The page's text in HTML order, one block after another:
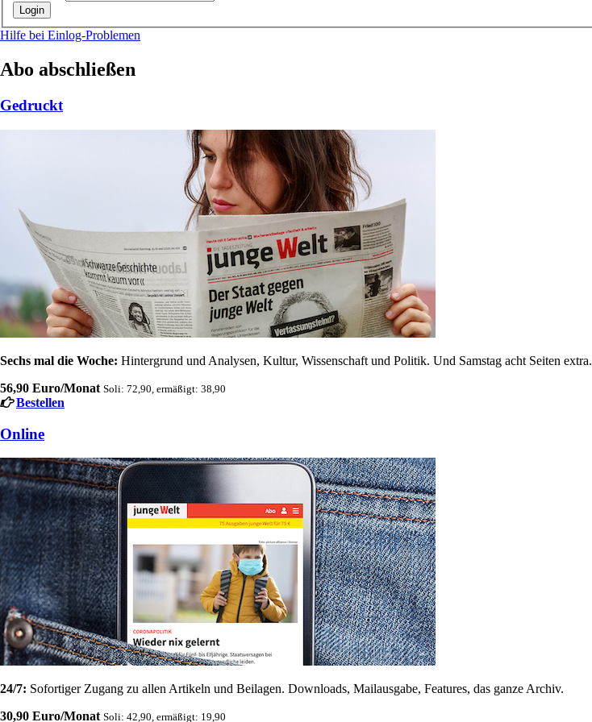
Hilfe bei Einlog-Problemen
Abo abschließen
Gedruckt
Sechs mal die Woche: Hintergrund und Analysen, Kultur, Wissenschaft und Politik. Und Samstag acht Seiten extra.
56,90 Euro/Monat Soli: 72,90, ermäßigt: 38,90
Bestellen
Online
24/7: Sofortiger Zugang zu allen Artikeln und Beilagen. Downloads, Mailausgabe, Features, das ganze Archiv.
30,90 Euro/Monat Soli: 42,90, ermäßigt: 19,90